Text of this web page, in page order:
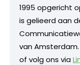
1995 opgericht
is gelieerd aan
van Amsterdam.
of volg ons via